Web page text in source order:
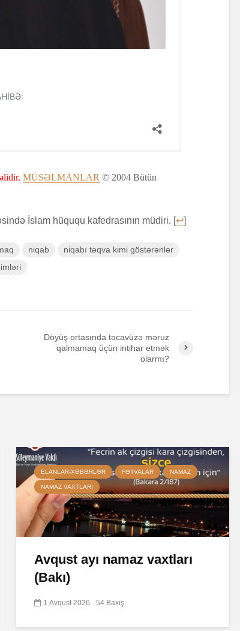
MÜSƏLMANLAR © 2004 Bütün
İslam hüququ kafedrasının müdiri. [↩]
niqab
niqabı təqva kimi göstərənlər
Döyüş ortasında təcavüzə məruz
qalmamaq üçün intihar etmək
olarmı?
ELANLAR-XƏBƏRLƏR FƏTVALAR NAMAZ
NAMAZ VAXTLARI
Avqust ayı namaz vaxtları
(Bakı)
1 Avqust 2026 54 Baxış